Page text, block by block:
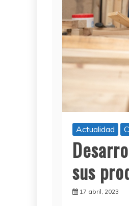
Actualidad
sus
17 abril, 2023